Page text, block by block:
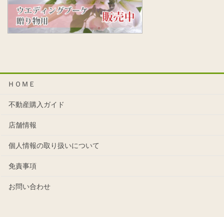
ＨＯＭＥ
不動産購入ガイド
店舗情報
個人情報の取り扱いについて
免責事項
お問い合わせ